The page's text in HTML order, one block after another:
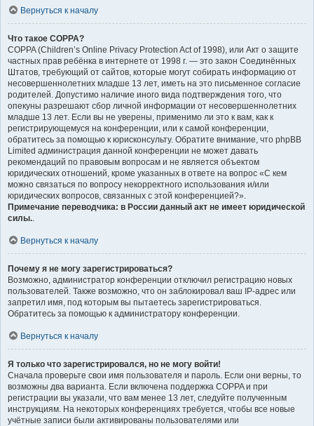
Вернуться к началу
Что такое COPPA?
COPPA (Children’s Online Privacy Protection Act of 1998), или Акт о защите
частных прав ребёнка в интернете от 1998 г. — это закон Соединённых
Штатов, требующий от сайтов, которые могут собирать информацию от
несовершеннолетних младше 13 лет, иметь на это письменное согласие
родителей. Допустимо наличие иного вида подтверждения того, что
опекуны разрешают сбор личной информации от несовершеннолетних
младше 13 лет. Если вы не уверены, применимо ли это к вам, как к
регистрирующемуся на конференции, или к самой конференции,
обратитесь за помощью к юрисконсульту. Обратите внимание, что phpBB
Limited администрация данной конференции не может давать
рекомендаций по правовым вопросам и не является объектом
юридических отношений, кроме указанных в ответе на вопрос «С кем
можно связаться по вопросу некорректного использования и/или
юридических вопросов, связанных с этой конференцией?».
Примечание переводчика: в России данный акт не имеет юридической
силы.
Вернуться к началу
Почему я не могу зарегистрироваться?
Возможно, администратор конференции отключил регистрацию новых
пользователей. Также возможно, что он заблокировал ваш IP-адрес или
запретил имя, под которым вы пытаетесь зарегистрироваться.
Обратитесь за помощью к администратору конференции.
Вернуться к началу
Я только что зарегистрировался, но не могу войти!
Сначала проверьте свои имя пользователя и пароль. Если они верны, то
возможны два варианта. Если включена поддержка COPPA и при
регистрации вы указали, что вам менее 13 лет, следуйте полученным
инструкциям. На некоторых конференциях требуется, чтобы все новые
учётные записи были активированы пользователями или